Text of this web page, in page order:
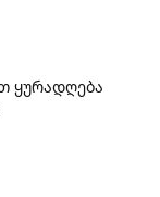
ყურადღება